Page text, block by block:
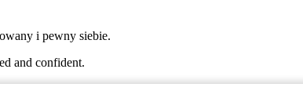
i pewny siebie.
and confident.